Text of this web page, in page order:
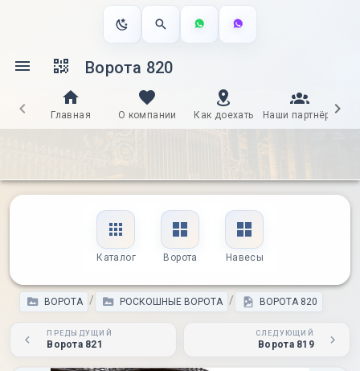
Ворота 820
Главная О компании Как доехать Наши партнёры
Каталог Ворота Навесы
ВОРОТА / РОСКОШНЫЕ ВОРОТА / ВОРОТА 820
ПРЕДЫДУЩИЙ
Ворота 821
СЛЕДУЮЩИЙ
Ворота 819